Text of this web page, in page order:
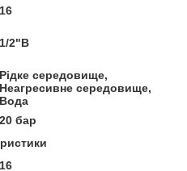
16
1/2"В
Рідке середовище,
Неагресивне середовище,
Вода
20 бар
16